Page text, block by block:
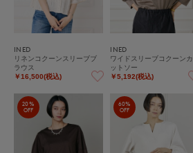
INED
リネンコクーンスリーブブ
ラウス
￥16,500(税込)
INED
ワイドスリーブコクーンカ
ットソー
￥5,192(税込)
20%
OFF
60%
OFF